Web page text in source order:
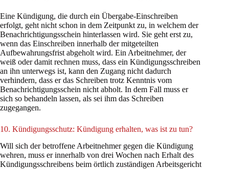
Eine Kündigung, die durch ein Übergabe-Einschreiben
erfolgt, geht nicht schon in dem Zeitpunkt zu, in welchem der
Benachrichtigungsschein hinterlassen wird. Sie geht erst zu,
wenn das Einschreiben innerhalb der mitgeteilten
Aufbewahrungsfrist abgeholt wird. Ein Arbeitnehmer, der
weiß oder damit rechnen muss, dass ein Kündigungsschreiben
an ihn unterwegs ist, kann den Zugang nicht dadurch
verhindern, dass er das Schreiben trotz Kenntnis vom
Benachrichtigungsschein nicht abholt. In dem Fall muss er
sich so behandeln lassen, als sei ihm das Schreiben
zugegangen.
10. Kündigungsschutz: Kündigung erhalten, was ist zu tun?
Will sich der betroffene Arbeitnehmer gegen die Kündigung
wehren, muss er innerhalb von drei Wochen nach Erhalt des
Kündigungsschreibens beim örtlich zuständigen Arbeitsgericht